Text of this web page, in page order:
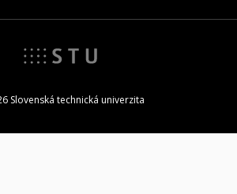
Slovenská technická univerzita